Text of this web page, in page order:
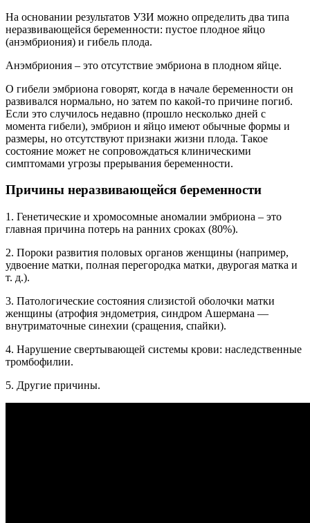
На основании результатов УЗИ можно определить два типа
неразвивающейся беременности: пустое плодное яйцо
(анэмбриония) и гибель плода.
Анэмбриония – это отсутствие эмбриона в плодном яйце.
О гибели эмбриона говорят, когда в начале беременности он
развивался нормально, но затем по какой-то причине погиб.
Если это случилось недавно (прошло несколько дней с
момента гибели), эмбрион и яйцо имеют обычные формы и
размеры, но отсутствуют признаки жизни плода. Такое
состояние может не сопровождаться клиническими
симптомами угрозы прерывания беременности.
Причины неразвивающейся беременности
1. Генетические и хромосомные аномалии эмбриона – это
главная причина потерь на ранних сроках (80%).
2. Пороки развития половых органов женщины (например,
удвоение матки, полная перегородка матки, двурогая матка и
т. д.).
3. Патологические состояния слизистой оболочки матки
женщины (атрофия эндометрия, синдром Ашермана —
внутриматочные синехии (сращения, спайки).
4. Нарушение свертывающей системы крови: наследственные
тромбофилии.
5. Другие причины.